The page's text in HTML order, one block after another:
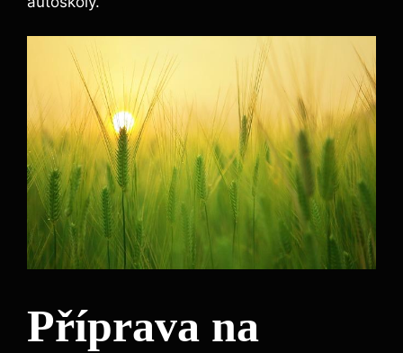
Příprava na